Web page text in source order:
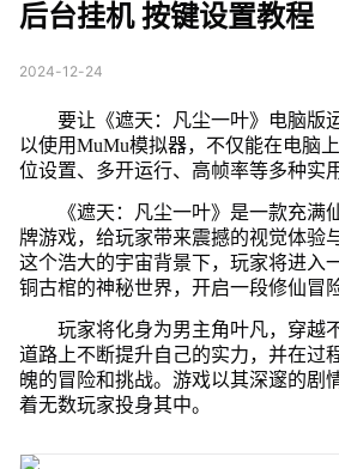
后台挂机 按键设置教程
2024-12-24
要让《遮天：凡尘一叶》电脑版
以使用MuMu模拟器，不仅能在电脑
位设置、多开运行、高帧率等多种实
《遮天：凡尘一叶》是一款充满
牌游戏，给玩家带来震撼的视觉体验
这个浩大的宇宙背景下，玩家将进入
铜古棺的神秘世界，开启一段修仙冒
玩家将化身为男主角叶凡，穿越
道路上不断提升自己的实力，并在过
魄的冒险和挑战。游戏以其深邃的剧
着无数玩家投身其中。